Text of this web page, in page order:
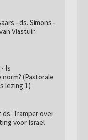
- ds. Simons -
Vlastuin
Is
(Pastorale
lezing 1)
Tramper over
voor Israël